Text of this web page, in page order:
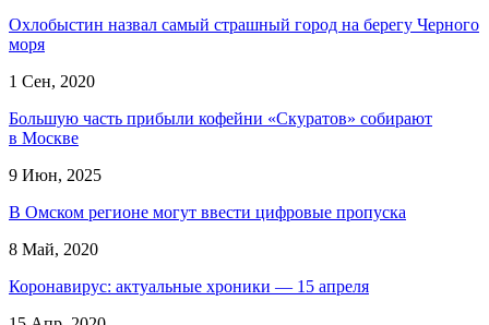
Охлобыстин назвал самый страшный город на берегу Черного
моря
1 Сен, 2020
Большую часть прибыли кофейни «Скуратов» собирают
в Москве
9 Июн, 2025
В Омском регионе могут ввести цифровые пропуска
8 Май, 2020
Коронавирус: актуальные хроники — 15 апреля